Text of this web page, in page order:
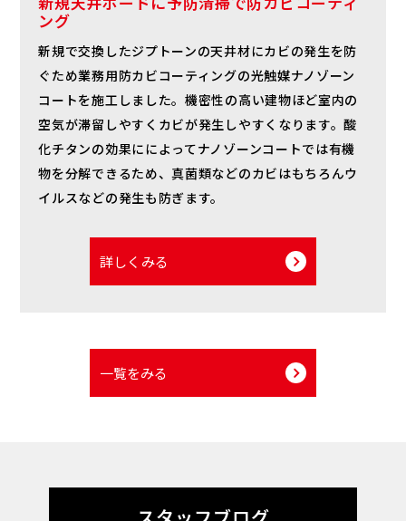
ング
新規で交換したジプトーンの天井材にカビの発生を防
ぐため業務用防カビコーティングの光触媒ナノゾーン
コートを施工しました。機密性の高い建物ほど室内の
空気が滞留しやすくカビが発生しやすくなります。酸
化チタンの効果にによってナノゾーンコートでは有機
物を分解できるため、真菌類などのカビはもちろんウ
イルスなどの発生も防ぎます。
詳しくみる
一覧をみる